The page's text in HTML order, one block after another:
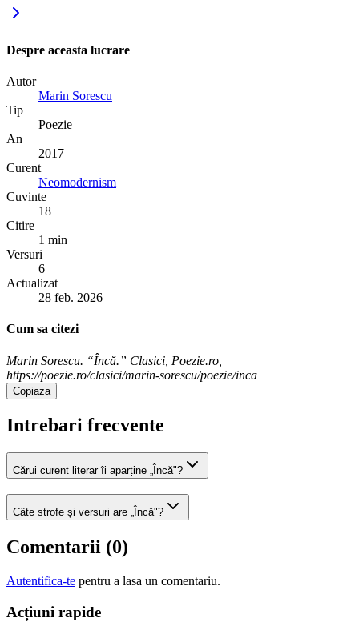
Despre aceasta lucrare
Autor
Marin Sorescu
Tip
Poezie
An
2017
Curent
Neomodernism
Cuvinte
18
Citire
1 min
Versuri
6
Actualizat
28 feb. 2026
Cum sa citezi
Marin Sorescu. “Încă.” Clasici, Poezie.ro,
https://poezie.ro/clasici/marin-sorescu/poezie/inca
Copiaza
Intrebari frecvente
Cărui curent literar îi aparține „Încă"?
Câte strofe și versuri are „Încă"?
Comentarii (0)
Autentifica-te pentru a lasa un comentariu.
Acțiuni rapide